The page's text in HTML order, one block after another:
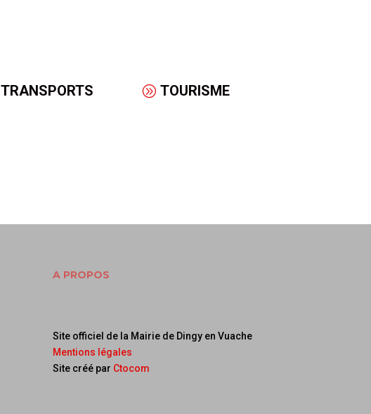
TRANSPORTS TOURISME
A PROPOS
Site officiel de la Mairie de Dingy en Vuache
Mentions légales
Site créé par Ctocom